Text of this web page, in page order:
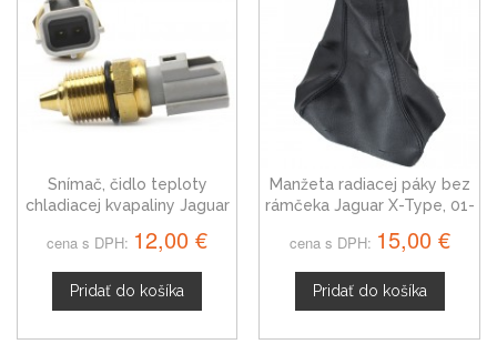
Snímač, čidlo teploty
chladiacej kvapaliny Jaguar
cena s DPH: 12,00 €
Pridať do košíka
Manžeta radiacej páky bez
rámčeka Jaguar X-Type, 01-
cena s DPH: 15,00 €
Pridať do košíka